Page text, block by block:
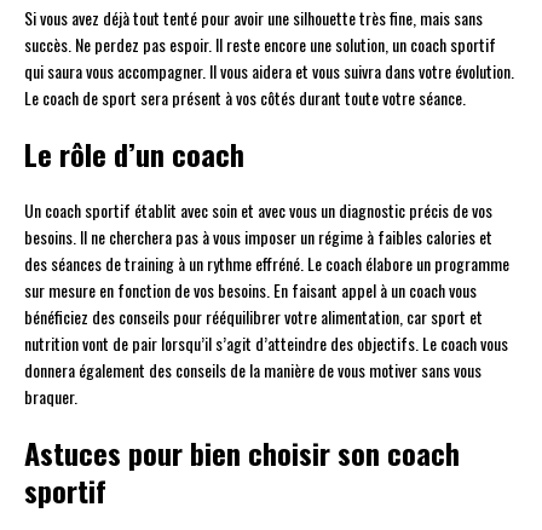
Si vous avez déjà tout tenté pour avoir une silhouette très fine, mais sans
succès. Ne perdez pas espoir. Il reste encore une solution, un coach sportif
qui saura vous accompagner. Il vous aidera et vous suivra dans votre évolution.
Le coach de sport sera présent à vos côtés durant toute votre séance.
Le rôle d’un coach
Un coach sportif établit avec soin et avec vous un diagnostic précis de vos
besoins. Il ne cherchera pas à vous imposer un régime à faibles calories et
des séances de training à un rythme effréné. Le coach élabore un programme
sur mesure en fonction de vos besoins. En faisant appel à un coach vous
bénéficiez des conseils pour rééquilibrer votre alimentation, car sport et
nutrition vont de pair lorsqu’il s’agit d’atteindre des objectifs. Le coach vous
donnera également des conseils de la manière de vous motiver sans vous
braquer.
Astuces pour bien choisir son coach
sportif